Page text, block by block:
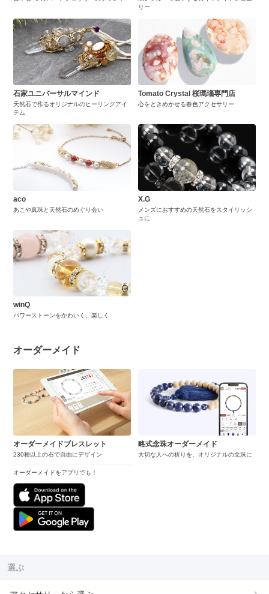
リー
石家ユニバーサルマインド
天然石で作るオリジナルのヒーリングアイ
テム
Tomato Crystal 桜瑪瑙専門店
心をときめかせる春色アクセサリー
aco
あこや真珠と天然石のめぐり会い
X.G
メンズにおすすめの天然石をスタイリッシ
ュに
winQ
パワーストーンをかわいく、楽しく
オーダーメイド
オーダーメイドブレスレット
230種以上の石で自由にデザイン
オーダーメイドをアプリでも！
略式念珠オーダーメイド
大切な人への祈りを、オリジナルの念珠に
選ぶ